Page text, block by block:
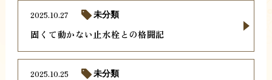
固くて動かない止水栓との格闘記
2025.10.27 未分類
2025.10.25 未分類